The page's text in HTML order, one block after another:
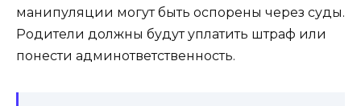
манипуляции могут быть оспорены через суды.
Родители должны будут уплатить штраф или
понести админответственность.